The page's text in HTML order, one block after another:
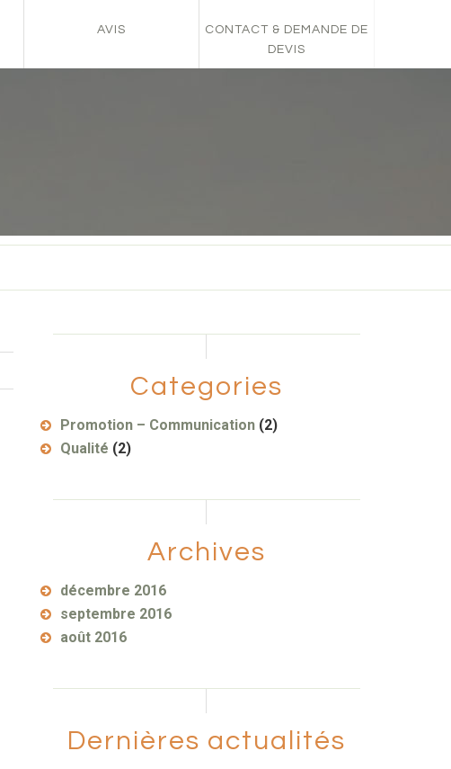
AVIS
CONTACT & DEMANDE DE
DEVIS
Categories
Promotion – Communication (2)
Qualité (2)
Archives
décembre 2016
septembre 2016
août 2016
Dernières actualités